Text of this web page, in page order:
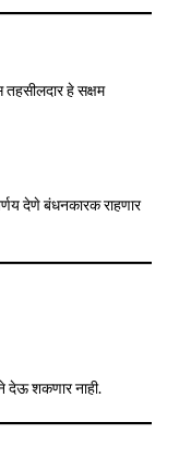
तहसीलदार हे सक्षम
देणे बंधनकारक राहणार
देऊ शकणार नाही.